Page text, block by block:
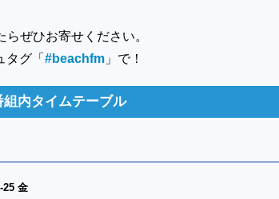
ぜひお寄せください。
グ「 #beachfm 」で！
組内タイムテーブル
25 金